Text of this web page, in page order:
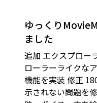
ゆっくり
ました
追加 エクスプロー
ローラーライクな
機能を実装 修正
示されない問題を